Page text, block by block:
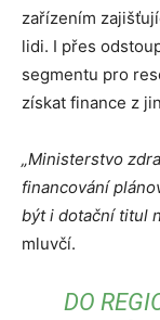
zařízením
lidi. I přes
segmentu pro
získat finance z
„Ministerstvo
financování
být i dotační titul
mluvčí.
DO